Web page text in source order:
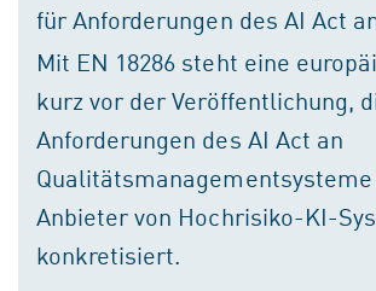
für Anforderungen des AI Act
Mit EN 18286 steht eine
kurz vor der Veröffentlichung,
Anforderungen des AI Act an
Anbieter von Hochrisiko-KI-
konkretisiert.